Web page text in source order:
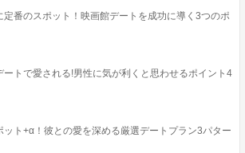
定番のスポット！映画館デートを成功に導く3つのポ
ートで愛される!男性に気が利くと思わせるポイント4
ット+α！彼との愛を深める厳選デートプラン3パター